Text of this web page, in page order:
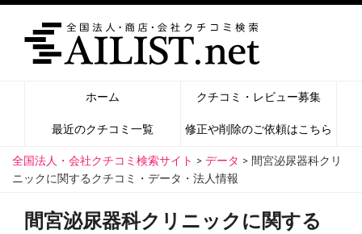
ホーム クチコミ・レビュー募集
最近のクチコミ一覧 修正や削除のご依頼はこちら
全国法人・会社クチコミ検索サイト > データ > 間宮泌尿器科クリ
ニックに関するクチコミ・データ・法人情報
間宮泌尿器科クリニックに関する